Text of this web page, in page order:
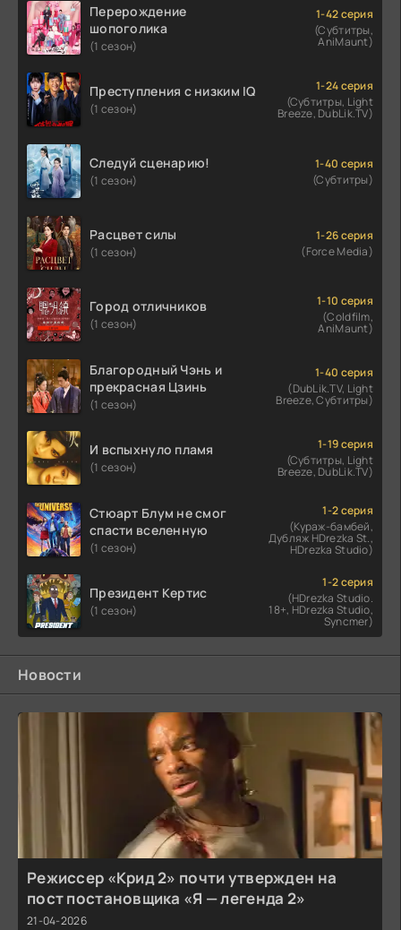
Перерождение
шопоголика
(1 сезон)
1-42 серия
(Субтитры,
AniMaunt)
Преступления с низким IQ
(1 сезон)
1-24 серия
(Субтитры, Light
Breeze, DubLik.TV)
Следуй сценарию!
(1 сезон)
1-40 серия
(Субтитры)
Расцвет силы
(1 сезон)
1-26 серия
(Force Media)
Город отличников
(1 сезон)
1-10 серия
(Coldfilm,
AniMaunt)
Благородный Чэнь и
прекрасная Цзинь
(1 сезон)
1-40 серия
(DubLik.TV, Light
Breeze, Субтитры)
И вспыхнуло пламя
(1 сезон)
1-19 серия
(Субтитры, Light
Breeze, DubLik.TV)
Стюарт Блум не смог
спасти вселенную
(1 сезон)
1-2 серия
(Кураж-бамбей,
Дубляж HDrezka St.,
HDrezka Studio)
Президент Кертис
(1 сезон)
1-2 серия
(HDrezka Studio.
18+, HDrezka Studio,
Syncmer)
Новости
Режиссер «Крид 2» почти утвержден на
пост постановщика «Я — легенда 2»
21-04-2026